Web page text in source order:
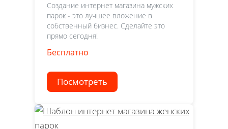
Создание интернет магазина мужских
парок - это лучшее вложение в
собственный бизнес. Сделайте это
прямо сегодня!
Бесплатно
Посмотреть